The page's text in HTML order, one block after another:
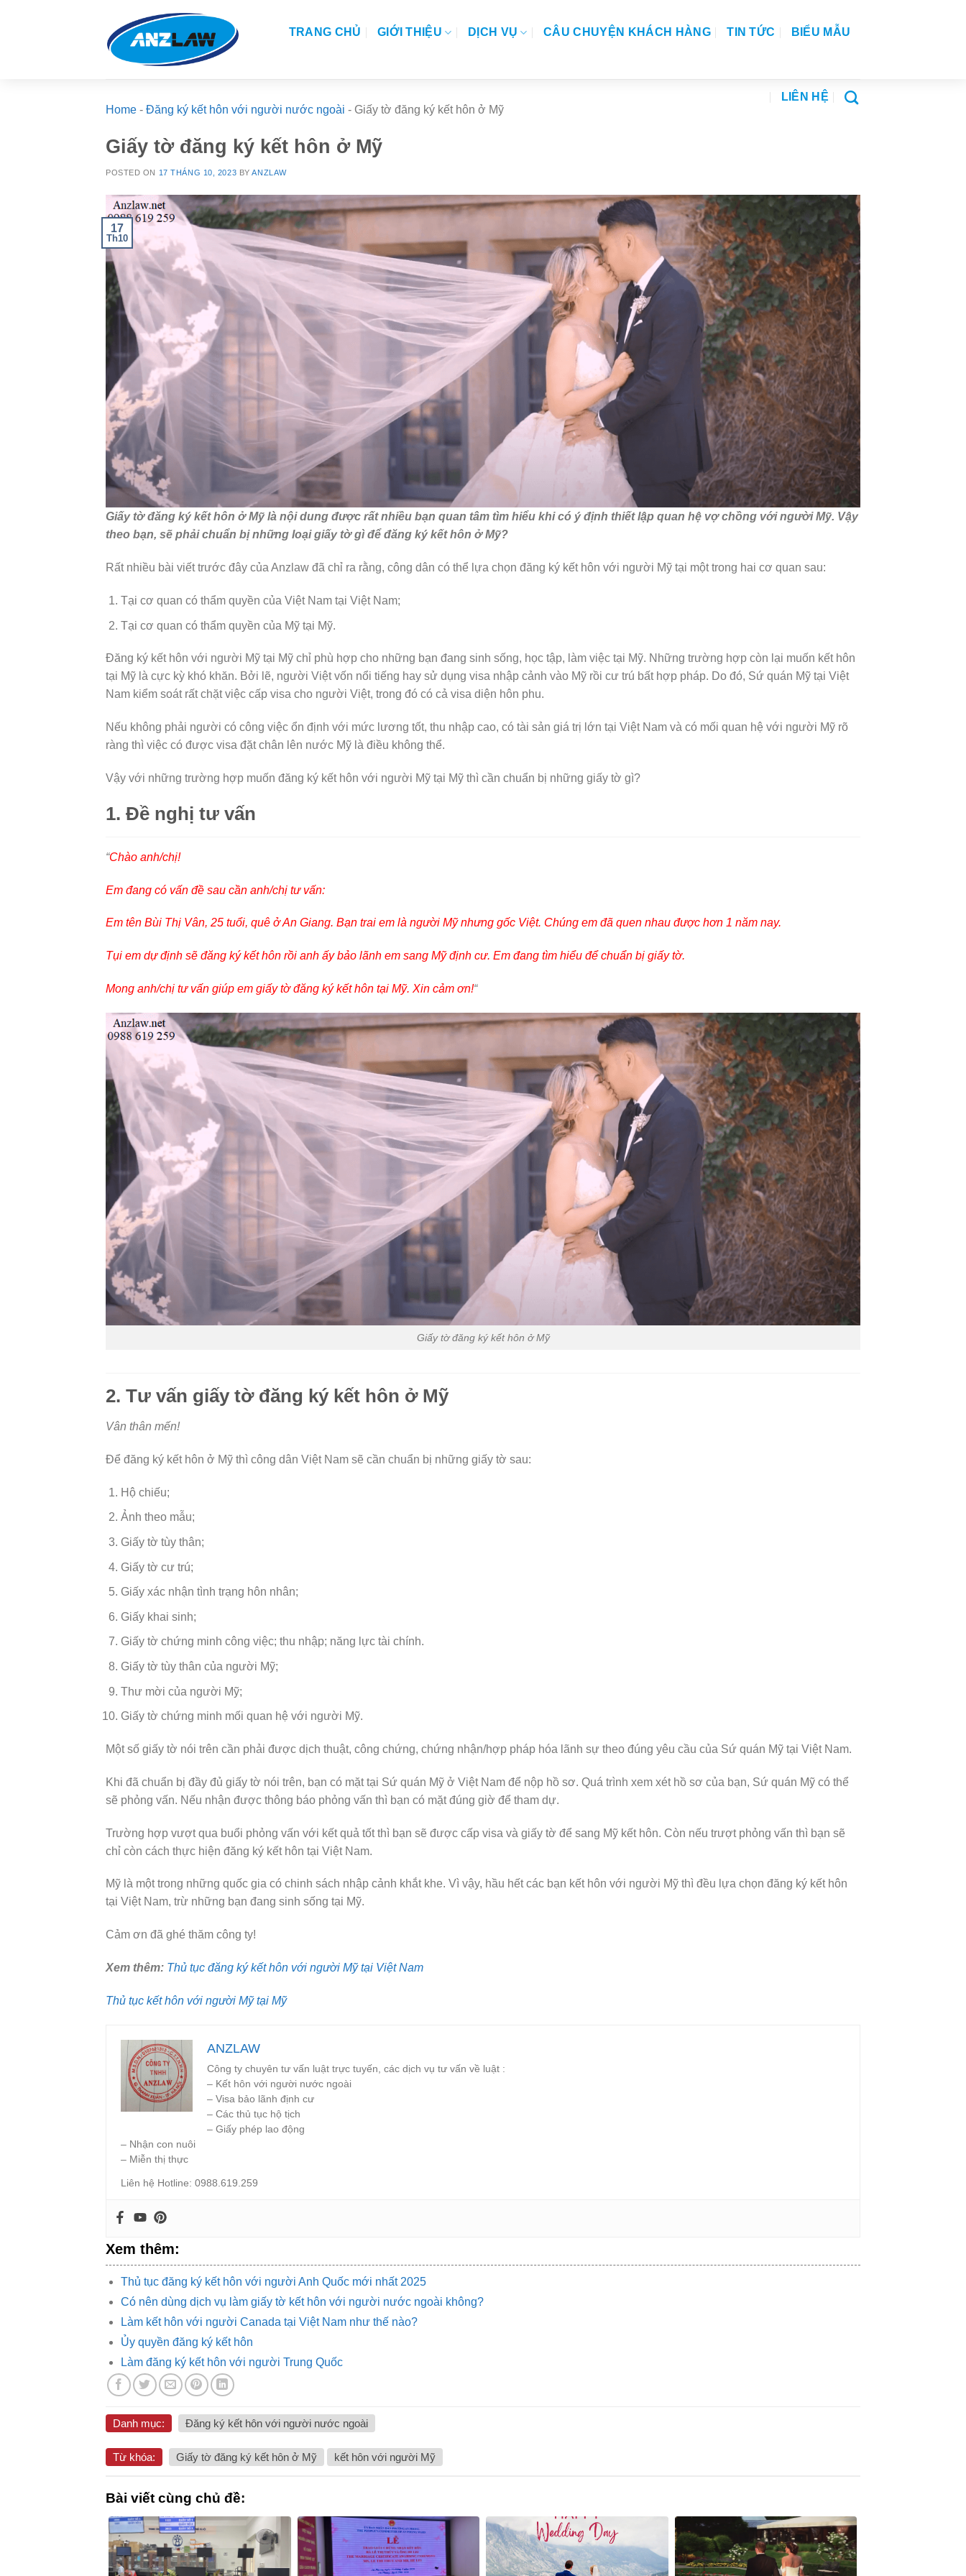
TRANG CHỦ GIỚI THIỆU DỊCH VỤ CÂU CHUYỆN KHÁCH HÀNG TIN TỨC BIỂU MẪU
LIÊN HỆ
Home - Đăng ký kết hôn với người nước ngoài - Giấy tờ đăng ký kết hôn ở Mỹ
Giấy tờ đăng ký kết hôn ở Mỹ
POSTED ON 17 THÁNG 10, 2023 BYANZLAW
17
Th10
Giấy tờ đăng ký kết hôn ở Mỹ là nội dung được rất nhiều bạn quan tâm tìm hiểu khi có ý định thiết lập quan hệ vợ chồng với người Mỹ. Vậy
theo bạn, sẽ phải chuẩn bị những loại giấy tờ gì để đăng ký kết hôn ở Mỹ?
Rất nhiều bài viết trước đây của Anzlaw đã chỉ ra rằng, công dân có thể lựa chọn đăng ký kết hôn với người Mỹ tại một trong hai cơ quan sau:
Tại cơ quan có thẩm quyền của Việt Nam tại Việt Nam;
Tại cơ quan có thẩm quyền của Mỹ tại Mỹ.
Đăng ký kết hôn với người Mỹ tại Mỹ chỉ phù hợp cho những bạn đang sinh sống, học tập, làm việc tại Mỹ. Những trường hợp còn lại muốn kết hôn
tại Mỹ là cực kỳ khó khăn. Bởi lẽ, người Việt vốn nổi tiếng hay sử dụng visa nhập cảnh vào Mỹ rồi cư trú bất hợp pháp. Do đó, Sứ quán Mỹ tại Việt
Nam kiểm soát rất chặt việc cấp visa cho người Việt, trong đó có cả visa diện hôn phu.
Nếu không phải người có công việc ổn định với mức lương tốt, thu nhập cao, có tài sản giá trị lớn tại Việt Nam và có mối quan hệ với người Mỹ rõ
ràng thì việc có được visa đặt chân lên nước Mỹ là điều không thể.
Vậy với những trường hợp muốn đăng ký kết hôn với người Mỹ tại Mỹ thì cần chuẩn bị những giấy tờ gì?
1. Đề nghị tư vấn
“Chào anh/chị!
Em đang có vấn đề sau cần anh/chị tư vấn:
Em tên Bùi Thị Vân, 25 tuổi, quê ở An Giang. Bạn trai em là người Mỹ nhưng gốc Việt. Chúng em đã quen nhau được hơn 1 năm nay.
Tụi em dự định sẽ đăng ký kết hôn rồi anh ấy bảo lãnh em sang Mỹ định cư. Em đang tìm hiểu để chuẩn bị giấy tờ.
Mong anh/chị tư vấn giúp em giấy tờ đăng ký kết hôn tại Mỹ. Xin cảm ơn!“
Giấy tờ đăng ký kết hôn ở Mỹ
2. Tư vấn giấy tờ đăng ký kết hôn ở Mỹ
Vân thân mến!
Để đăng ký kết hôn ở Mỹ thì công dân Việt Nam sẽ cần chuẩn bị những giấy tờ sau:
Hộ chiếu;
Ảnh theo mẫu;
Giấy tờ tùy thân;
Giấy tờ cư trú;
Giấy xác nhận tình trạng hôn nhân;
Giấy khai sinh;
Giấy tờ chứng minh công việc; thu nhập; năng lực tài chính.
Giấy tờ tùy thân của người Mỹ;
Thư mời của người Mỹ;
Giấy tờ chứng minh mối quan hệ với người Mỹ.
Một số giấy tờ nói trên cần phải được dịch thuật, công chứng, chứng nhận/hợp pháp hóa lãnh sự theo đúng yêu cầu của Sứ quán Mỹ tại Việt Nam.
Khi đã chuẩn bị đầy đủ giấy tờ nói trên, bạn có mặt tại Sứ quán Mỹ ở Việt Nam để nộp hồ sơ. Quá trình xem xét hồ sơ của bạn, Sứ quán Mỹ có thể
sẽ phỏng vấn. Nếu nhận được thông báo phỏng vấn thì bạn có mặt đúng giờ để tham dự.
Trường hợp vượt qua buổi phỏng vấn với kết quả tốt thì bạn sẽ được cấp visa và giấy tờ để sang Mỹ kết hôn. Còn nếu trượt phỏng vấn thì bạn sẽ
chỉ còn cách thực hiện đăng ký kết hôn tại Việt Nam.
Mỹ là một trong những quốc gia có chinh sách nhập cảnh khắt khe. Vì vậy, hầu hết các bạn kết hôn với người Mỹ thì đều lựa chọn đăng ký kết hôn
tại Việt Nam, trừ những bạn đang sinh sống tại Mỹ.
Cảm ơn đã ghé thăm công ty!
Xem thêm: Thủ tục đăng ký kết hôn với người Mỹ tại Việt Nam
Thủ tục kết hôn với người Mỹ tại Mỹ
ANZLAW
Công ty chuyên tư vấn luật trực tuyến, các dịch vụ tư vấn về luật :
– Kết hôn với người nước ngoài
– Visa bảo lãnh định cư
– Các thủ tục hộ tịch
– Giấy phép lao động
– Nhận con nuôi
– Miễn thị thực
Liên hệ Hotline: 0988.619.259
Xem thêm:
Thủ tục đăng ký kết hôn với người Anh Quốc mới nhất 2025
Có nên dùng dịch vụ làm giấy tờ kết hôn với người nước ngoài không?
Làm kết hôn với người Canada tại Việt Nam như thế nào?
Ủy quyền đăng ký kết hôn
Làm đăng ký kết hôn với người Trung Quốc
Danh mục: Đăng ký kết hôn với người nước ngoài
Từ khóa: Giấy tờ đăng ký kết hôn ở Mỹ kết hôn với người Mỹ
Bài viết cùng chủ đề: